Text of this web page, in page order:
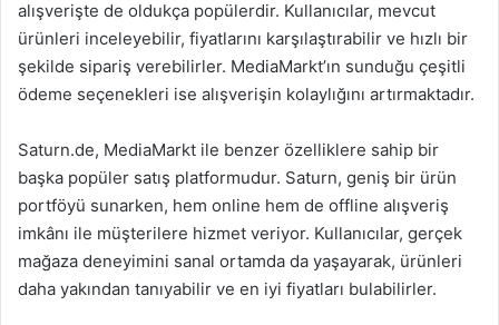
alışverişte de oldukça popülerdir. Kullanıcılar, mevcut
ürünleri inceleyebilir, fiyatlarını karşılaştırabilir ve hızlı bir
şekilde sipariş verebilirler. MediaMarkt’ın sunduğu çeşitli
ödeme seçenekleri ise alışverişin kolaylığını artırmaktadır.
Saturn.de, MediaMarkt ile benzer özelliklere sahip bir
başka popüler satış platformudur. Saturn, geniş bir ürün
portföyü sunarken, hem online hem de offline alışveriş
imkânı ile müşterilere hizmet veriyor. Kullanıcılar, gerçek
mağaza deneyimini sanal ortamda da yaşayarak, ürünleri
daha yakından tanıyabilir ve en iyi fiyatları bulabilirler.